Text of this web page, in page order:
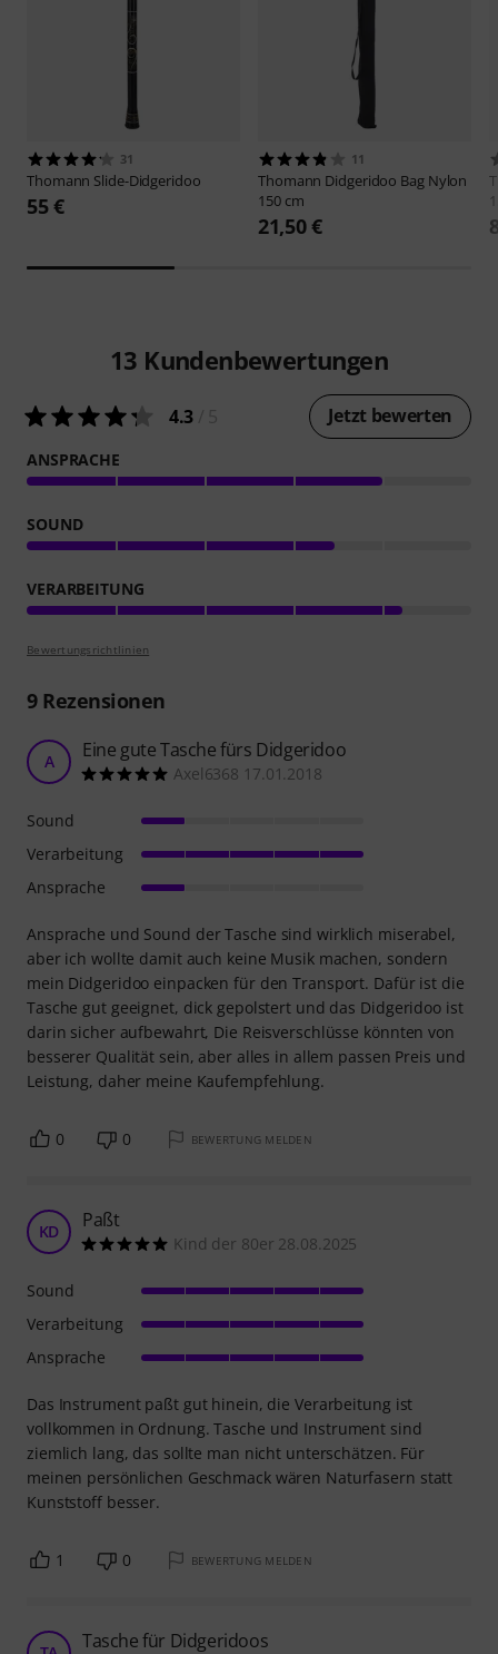
31
Thomann Slide-Didgeridoo
55 €
11
Thomann Didgeridoo Bag Nylon
150 cm
21,50 €
13 Kundenbewertungen
4.3 Jetzt bewerten
ANSPRACHE
SOUND
VERARBEITUNG
Bewertungsrichtlinien
9Rezensionen
A Eine gute Tasche fürs Didgeridoo
Axel6368 17.01.2018
Ansprache und Sound der Tasche sind wirklich miserabel,
aber ich wollte damit auch keine Musik machen, sondern
mein Didgeridoo einpacken für den Transport. Dafür ist die
Tasche gut geeignet, dick gepolstert und das Didgeridoo ist
darin sicher aufbewahrt, Die Reisverschlüsse könnten von
besserer Qualität sein, aber alles in allem passen Preis und
Leistung, daher meine Kaufempfehlung.
Sound
Verarbeitung
Ansprache
0 0 BEWERTUNG MELDEN
KD Paßt
Kind der 80er 28.08.2025
Das Instrument paßt gut hinein, die Verarbeitung ist
vollkommen in Ordnung. Tasche und Instrument sind
ziemlich lang, das sollte man nicht unterschätzen. Für
meinen persönlichen Geschmack wären Naturfasern statt
Kunststoff besser.
Sound
Verarbeitung
Ansprache
1 0 BEWERTUNG MELDEN
Tasche für Didgeridoos